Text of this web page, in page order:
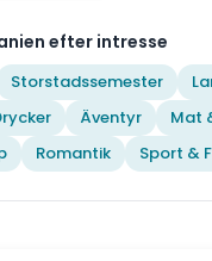
efter intresse
Storstadssemester
Äventyr
Mat
Romantik Sport &